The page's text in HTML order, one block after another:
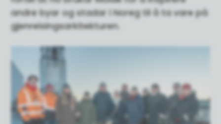
andre byar og stadar i Noreg til å ta vare på
gjenreisingsarkitekturen.